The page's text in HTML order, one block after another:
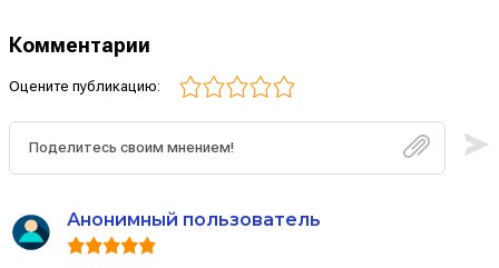
Комментарии
Оцените публикацию:
Анонимный пользователь